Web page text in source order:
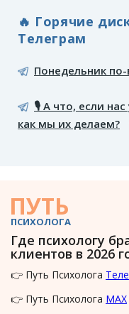
🔥 Горячие
Телеграм
Понедельник
🎙️ А что, если
как мы их делаем?
ПУТЬ
ПСИХОЛОГА
Где психологу
клиентов в 2026
👉 Путь Психолога
👉 Путь Психолога MAX